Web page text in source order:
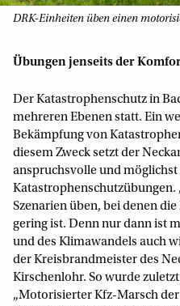
DRK-Einheiten üben einen
Übungen jenseits der
Der Katastrophenschutz in
mehreren Ebenen statt. Ein
Bekämpfung von
diesem Zweck setzt der
anspruchsvolle und
Katastrophenschutzübungen.
Szenarien üben, bei denen
gering ist. Denn nur dann ist
und des Klimawandels auch
der Kreisbrandmeister des
Kirschenlohr. So wurde
„Motorisierter Kfz-Marsch